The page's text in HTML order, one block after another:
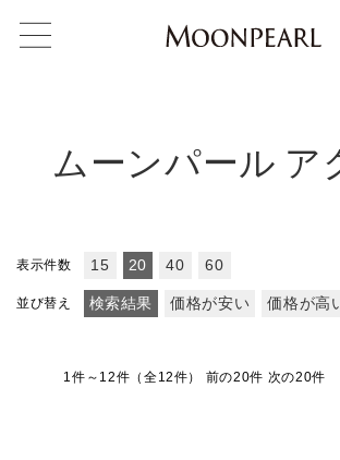
ムーンパール ア
表示件数 15 20 40 60
並び替え 検索結果 価格が安い 価格が高
1件～12件（全12件） 前の20件 次